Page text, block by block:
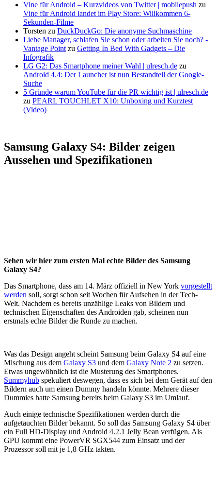
Vine für Android – Kurzvideos von Twitter | mobilepush zu
Vine für Android landet im Play Store: Willkommen 6-
Sekunden-Filme
Torsten zu DuckDuckGo: Die anonyme Suchmaschine
Liebe Manager, schlafen Sie schon oder arbeiten Sie noch? -
Vantage Pointzu Getting In Bed With Gadgets – Die
Infografik
LG G2: Das Smartphone meiner Wahl | ulresch.de zu
Android 4.4: Der Launcher ist nun Bestandteil der Google-
Suche
5 Gründe warum YouTube für die PR wichtig ist | ulresch.de
zu PEARL TOUCHLET X10: Unboxing und Kurztest
(Video)
Samsung Galaxy S4: Bilder zeigen
Aussehen und Spezifikationen
Sehen wir hier zum ersten Mal echte Bilder des Samsung
Galaxy S4?
Das Smartphone, dass am 14. März offiziell in New York vorgestellt
werden soll, sorgt schon seit Wochen für Aufsehen in der Tech-
Welt. Nachdem es bereits unzählige Leaks von Bildern und
technischen Eigenschaften des Androiden gab, scheinen nun
erstmals echte Bilder die Runde zu machen.
Was das Design angeht scheint Samsung beim Galaxy S4 auf eine
Mischung aus dem Galaxy S3 und dem Galaxy Note 2 zu setzen.
Etwas ungewöhnlich ist die Musterung des Smartphones.
Summyhub spekuliert deswegen, dass es sich bei dem Gerät auf den
Bildern auch um einen Dummy handeln könnte. Mehrere dieser
Dummies hatte Samsung bereits beim Galaxy S3 im Umlauf.
Auch einige technische Spezifikationen werden durch die
aufgetauchten Bilder bekannt. So soll das Samsung Galaxy S4 über
ein Full HD-Display und Android 4.2.1 Jelly Bean verfügen. Als
GPU kommt eine PowerVR SGX544 zum Einsatz und der
Prozessor soll mit je 1,8 GHz takten.